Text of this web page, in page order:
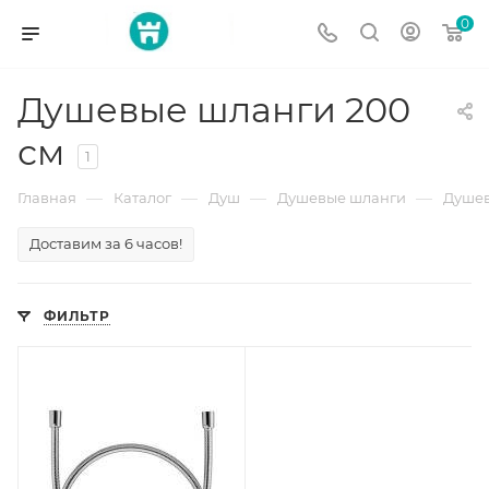
0
Душевые шланги 200
см
1
Главная — Каталог — Душ — Душевые шланги —
Доставим за 6 часов!
ФИЛЬТР